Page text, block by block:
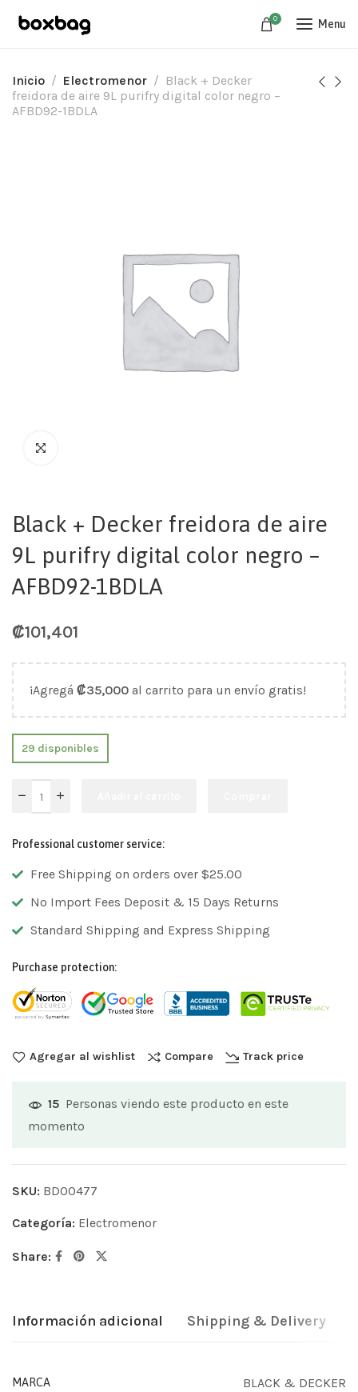
0 Menu
Inicio Electromenor
Black + Decker
freidora de aire 9L purifry digital color negro –
AFBD92-1BDLA
Black + Decker freidora de aire
9L purifry digital color negro –
AFBD92-1BDLA
₡101,401
¡Agregá ₡35,000 al carrito para un envío gratis!
29 disponibles
Professional customer service:
Free Shipping on orders over $25.00
No Import Fees Deposit & 15 Days Returns
Standard Shipping and Express Shipping
Purchase protection:
Agregar al wishlist Compare Track price
15 Personas viendo este producto en este
momento
SKU: BD00477
Categoría: Electromenor
Share:
Información adicional Shipping & Delivery
MARCA BLACK & DECKER